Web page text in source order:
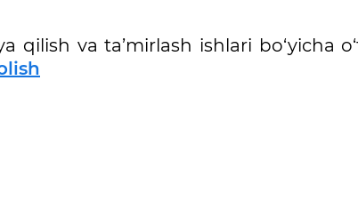
qilish va ta’mirlash ishlari bo‘yicha